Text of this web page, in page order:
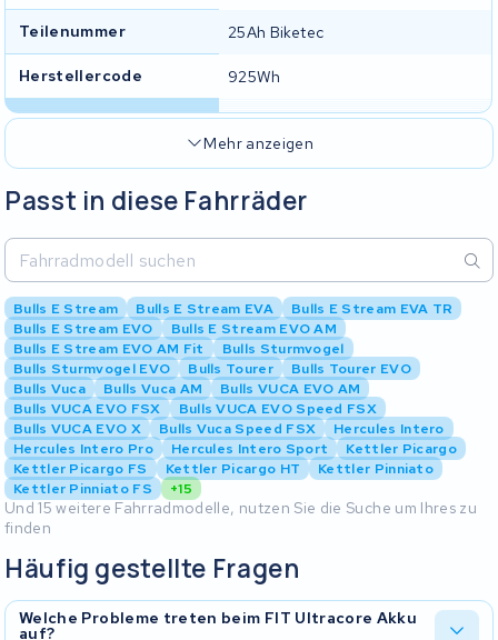
Teilenummer 25Ah Biketec
Herstellercode 925Wh
Mehr anzeigen
Passt in diese Fahrräder
Bulls E Stream Bulls E Stream EVA
Bulls E Stream EVA TR
Bulls E Stream EVO
Bulls E Stream EVO AM
Bulls E Stream EVO AM Fit
Bulls Sturmvogel
Bulls Sturmvogel EVO
Bulls Tourer
Bulls Tourer EVO
Bulls Vuca
Bulls Vuca AM
Bulls VUCA EVO AM
Bulls VUCA EVO FSX
Bulls VUCA EVO Speed FSX
Bulls VUCA EVO X
Bulls Vuca Speed FSX
Hercules Intero
Hercules Intero Pro
Hercules Intero Sport
Kettler Picargo
Kettler Picargo FS
Kettler Picargo HT
Kettler Pinniato
Kettler Pinniato FS
+15
Und 15 weitere Fahrradmodelle, nutzen Sie die Suche um Ihres zu
finden
Häufig gestellte Fragen
Welche Probleme treten beim FIT Ultracore Akku
auf?